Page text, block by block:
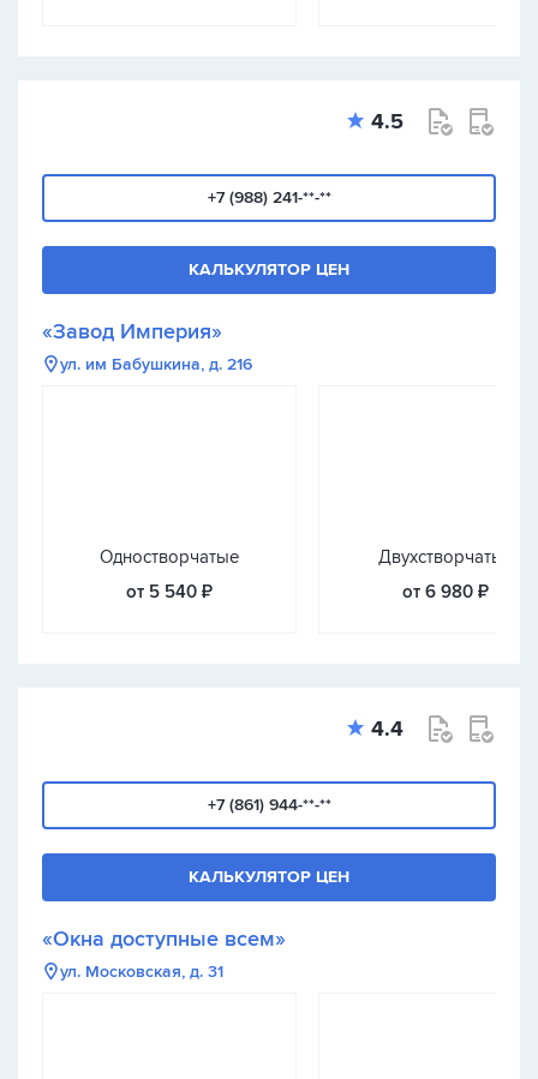
4.5
+7 (988) 241-**-**
КАЛЬКУЛЯТОР ЦЕН
«Завод Империя»
ул. им Бабушкина, д. 216
Одностворчатые
от 5 540 ₽
Двухстворчатые
от 6 980 ₽
4.4
+7 (861) 944-**-**
КАЛЬКУЛЯТОР ЦЕН
«Окна доступные всем»
ул. Московская, д. 31